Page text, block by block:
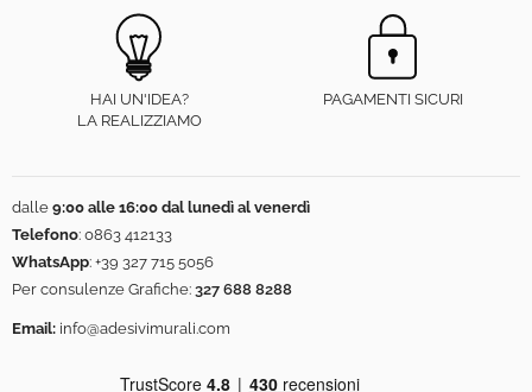
HAI UN'IDEA?
LA REALIZZIAMO
PAGAMENTI SICURI
dalle 9:00 alle 16:00 dal lunedì al venerdì
Telefono: 0863 412133
WhatsApp: +39 327 715 5056
Per consulenze Grafiche: 327 688 8288
Email: info@adesivimurali.com